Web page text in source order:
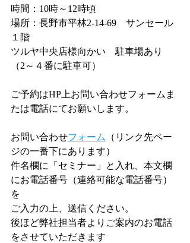
時間：10時～12時頃
場所：長野市平林2-14-69　サンセール
１階
ツルヤ中央店様向かい　駐車場あり
（2～４番に駐車可）
ご予約はHP上お問い合わせフォームま
たは電話にてお願いします。
お問い合わせフォーム
（リンク先ペー
ジの一番下にあります）
件名欄に「セミナー」と入れ、本文欄
にお電話番号（連絡可能な電話番号）
を
ご入力の上、送信ください。
後ほど弊社担当者よりご案内のお電話
をさせていただきます